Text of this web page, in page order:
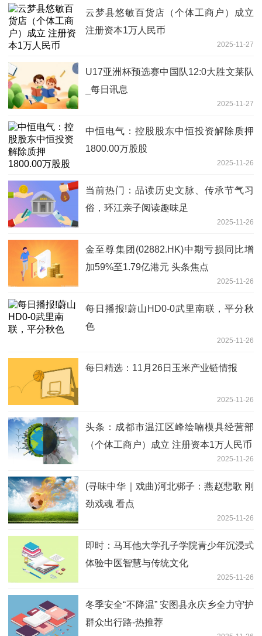
云梦县悠敏百货店（个体工商户）成立
注册资本1万人民币
2025-11-27
U17亚洲杯预选赛中国队12:0大胜文莱队
_每日讯息
2025-11-27
中恒电气：控股股东中恒投资解除质押
1800.00万股股
2025-11-26
当前热门：品读历史文脉、传承节气习
俗，环江亲子阅读趣味足
2025-11-26
金至尊集团(02882.HK)中期亏损同比增
加59%至1.79亿港元 头条焦点
2025-11-26
每日播报!蔚山HD0-0武里南联，平分秋
色
2025-11-26
每日精选：11月26日玉米产业链情报
2025-11-26
头条：成都市温江区峰绘喃模具经营部
（个体工商户）成立 注册资本1万人民币
2025-11-26
(寻味中华｜戏曲)河北梆子：燕赵悲歌 刚
劲戏魂 看点
2025-11-26
即时：马耳他大学孔子学院青少年沉浸式
体验中医智慧与传统文化
2025-11-26
冬季安全“不降温” 安图县永庆乡全力守护
群众出行路-热推荐